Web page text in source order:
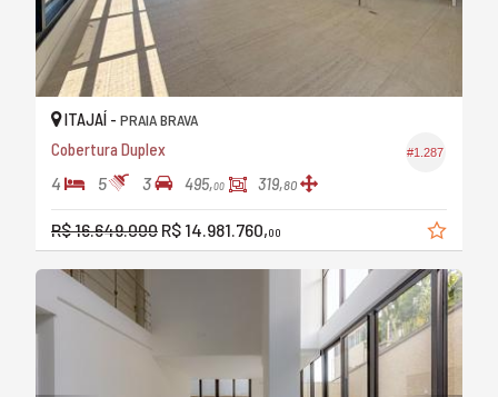
#1.287
ITAJAÍ - PRAIA BRAVA
Cobertura Duplex
4 5 3 495,00 319,80
R$ 16.649.000 R$ 14.981.760,00